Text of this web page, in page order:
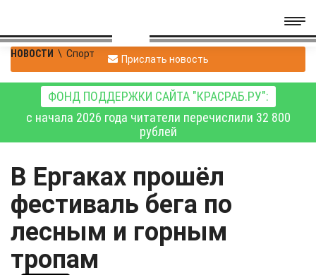
НОВОСТИ \ Спорт Прислать новость
ФОНД ПОДДЕРЖКИ САЙТА "КРАСРАБ.РУ":
с начала 2026 года читатели перечислили 32 800
рублей
В Ергаках прошёл
фестиваль бега по
лесным и горным
тропам